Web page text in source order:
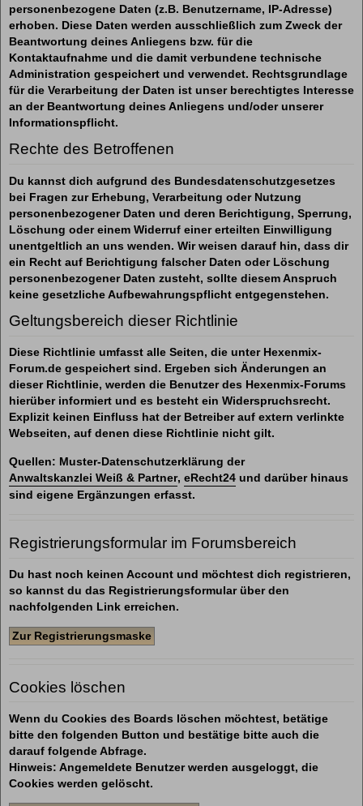
personenbezogene Daten (z.B. Benutzername, IP-Adresse)
erhoben. Diese Daten werden ausschließlich zum Zweck der
Beantwortung deines Anliegens bzw. für die
Kontaktaufnahme und die damit verbundene technische
Administration gespeichert und verwendet. Rechtsgrundlage
für die Verarbeitung der Daten ist unser berechtigtes Interesse
an der Beantwortung deines Anliegens und/oder unserer
Informationspflicht.
Rechte des Betroffenen
Du kannst dich aufgrund des Bundesdatenschutzgesetzes
bei Fragen zur Erhebung, Verarbeitung oder Nutzung
personenbezogener Daten und deren Berichtigung, Sperrung,
Löschung oder einem Widerruf einer erteilten Einwilligung
unentgeltlich an uns wenden. Wir weisen darauf hin, dass dir
ein Recht auf Berichtigung falscher Daten oder Löschung
personenbezogener Daten zusteht, sollte diesem Anspruch
keine gesetzliche Aufbewahrungspflicht entgegenstehen.
Geltungsbereich dieser Richtlinie
Diese Richtlinie umfasst alle Seiten, die unter Hexenmix-
Forum.de gespeichert sind. Ergeben sich Änderungen an
dieser Richtlinie, werden die Benutzer des Hexenmix-Forums
hierüber informiert und es besteht ein Widerspruchsrecht.
Explizit keinen Einfluss hat der Betreiber auf extern verlinkte
Webseiten, auf denen diese Richtlinie nicht gilt.
Quellen: Muster-Datenschutzerklärung der
Anwaltskanzlei Weiß & Partner, eRecht24 und darüber hinaus
sind eigene Ergänzungen erfasst.
Registrierungsformular im Forumsbereich
Du hast noch keinen Account und möchtest dich registrieren,
so kannst du das Registrierungsformular über den
nachfolgenden Link erreichen.
Zur Registrierungsmaske
Cookies löschen
Wenn du Cookies des Boards löschen möchtest, betätige
bitte den folgenden Button und bestätige bitte auch die
darauf folgende Abfrage.
Hinweis: Angemeldete Benutzer werden ausgeloggt, die
Cookies werden gelöscht.